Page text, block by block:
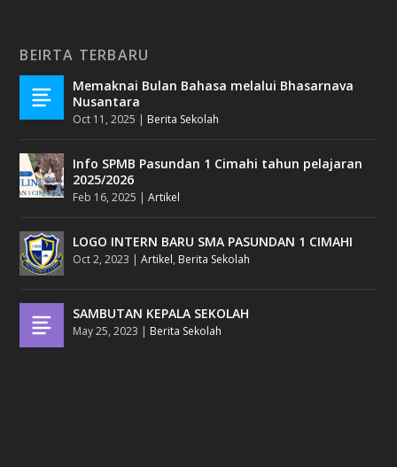
BEIRTA TERBARU
Memaknai Bulan Bahasa melalui Bhasarnava
Nusantara
Oct 11, 2025 | Berita Sekolah
Info SPMB Pasundan 1 Cimahi tahun pelajaran
2025/2026
Feb 16, 2025 |Artikel
LOGO INTERN BARU SMA PASUNDAN 1 CIMAHI
Oct 2, 2023 |Artikel, Berita Sekolah
SAMBUTAN KEPALA SEKOLAH
May 25, 2023 | Berita Sekolah